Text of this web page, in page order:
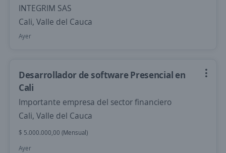
INTEGRIM SAS
Cali, Valle del Cauca
Ayer
Desarrollador de software Presencial en
Cali
Importante empresa del sector financiero
Cali, Valle del Cauca
$ 5.000.000,00 (Mensual)
Ayer